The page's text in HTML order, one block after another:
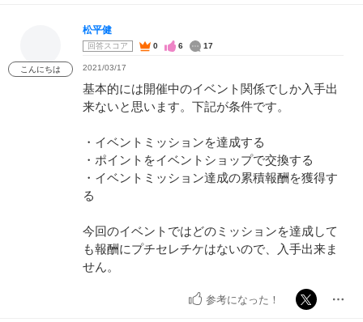
こんにちは
松平健
回答スコア 0 6 17
2021/03/17
基本的には開催中のイベント関係でしか入手出
来ないと思います。下記が条件です。
・イベントミッションを達成する
・ポイントをイベントショップで交換する
・イベントミッション達成の累積報酬を獲得す
る
今回のイベントではどのミッションを達成して
も報酬にプチセレチケはないので、入手出来ま
せん。
参考になった！